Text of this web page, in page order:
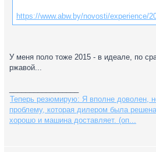
https://www.abw.by/novosti/experience/
У меня поло тоже 2015 - в идеале, по
ржавой...
Теперь резюмирую: Я вполне доволен,
проблему, которая дилером была
хорошо и машина доставляет. (оп...